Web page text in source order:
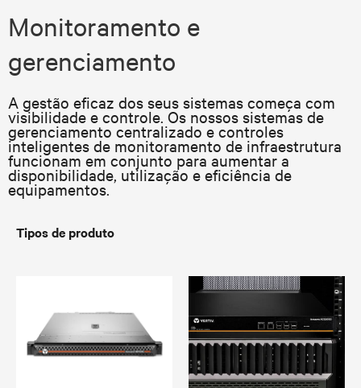
Monitoramento e
gerenciamento
A gestão eficaz dos seus sistemas começa com
visibilidade e controle. Os nossos sistemas de
gerenciamento centralizado e controles
inteligentes de monitoramento de infraestrutura
funcionam em conjunto para aumentar a
disponibilidade, utilização e eficiência de
equipamentos.
Tipos de produto